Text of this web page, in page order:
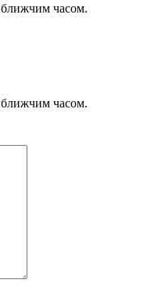
часом.
часом.